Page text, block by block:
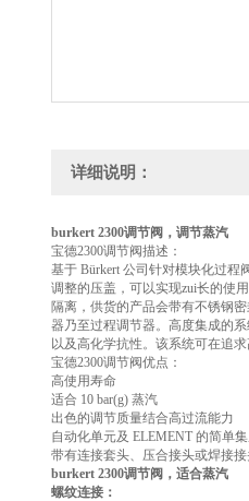
详细说明：
burkert 2300调节阀，调节蒸汽
宝德2300调节阀描述：
基于 Bürkert 公司针对模块化过程
调整的压盖，可以实现zui长的使
隔离，供货的产品会带有不锈钢
器乃至过程调节器。高度集成的
以及高化学抗性。该系统可在追
宝德2300调节阀优点：
高使用寿命
适合 10 bar(g) 蒸汽
出色的调节质量结合高过流能力
自动化单元及 ELEMENT 的简单
带有连接套头、压合接头或焊接
burkert 2300调节阀，适合蒸汽
螺纹连接：